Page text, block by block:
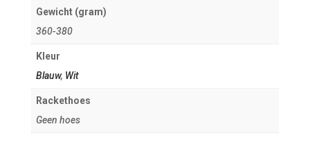
Gewicht (gram)
360-380
Kleur
Blauw, Wit
Rackethoes
Geen hoes